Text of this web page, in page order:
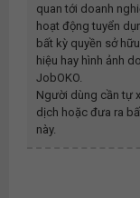
quan tới doanh
hoạt động tuyển
bất kỳ quyền sở
hiệu hay hình ảnh
JobOKO.
Người dùng cần tự
dịch hoặc đưa ra
này.